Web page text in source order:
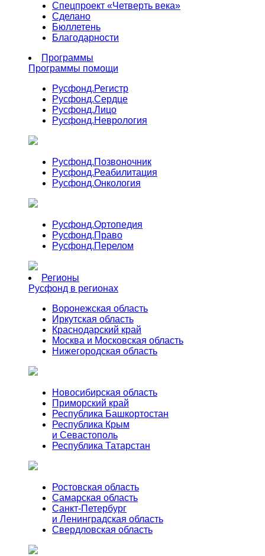
Спецпроект «Четверть века»
Сделано
Бюллетень
Благодарности
Программы
Программы помощи
Русфонд.Регистр
Русфонд.Сердце
Русфонд.Лицо
Русфонд.Неврология
Русфонд.Позвоночник
Русфонд.Реабилитация
Русфонд.Онкология
Русфонд.Ортопедия
Русфонд.Право
Русфонд.Перелом
Регионы
Русфонд в регионах
Воронежская область
Иркутская область
Краснодарский край
Москва и Московская область
Нижегородская область
Новосибирская область
Приморский край
Республика Башкортостан
Республика Крым
и Севастополь
Республика Татарстан
Ростовская область
Самарская область
Санкт-Петербург
и Ленинградская область
Свердловская область